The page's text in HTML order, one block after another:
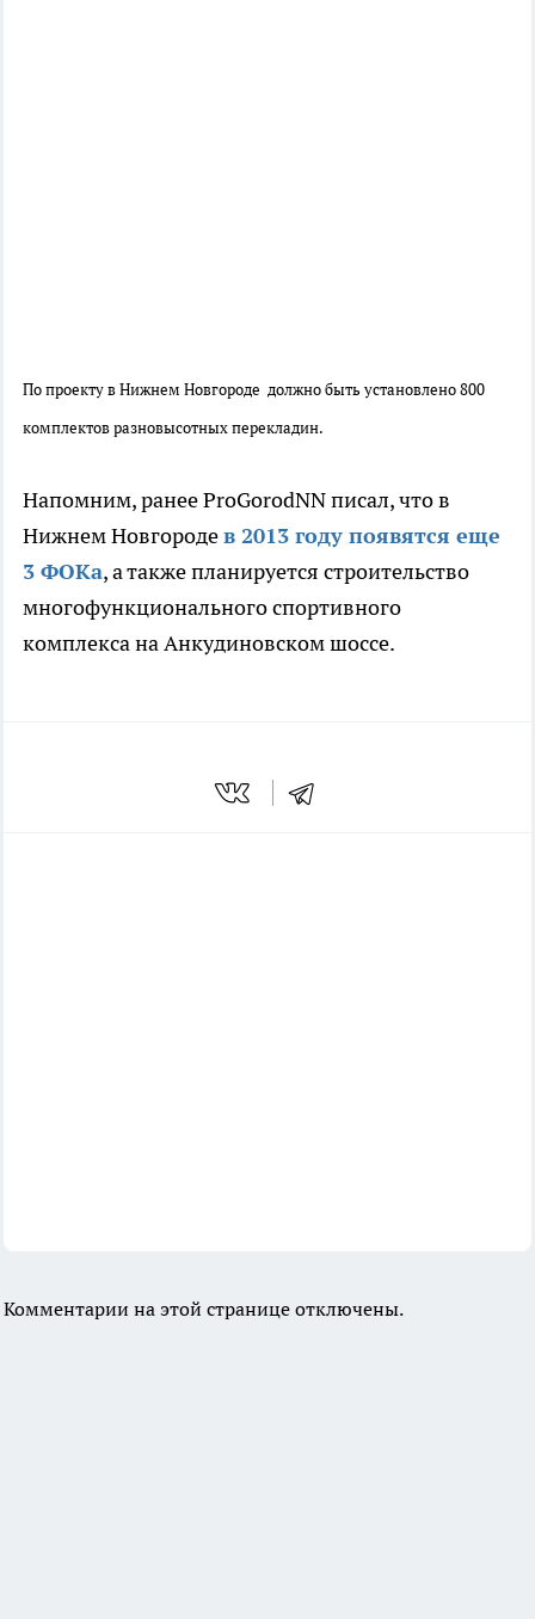
По проекту в Нижнем Новгороде должно быть установлено 800
комплектов разновысотных перекладин.
Напомним, ранее ProGorodNN писал, что в
Нижнем Новгородев 2013 году появятся еще
3 ФОКа, а также планируется строительство
многофункционального спортивного
комплекса на Анкудиновском шоссе.
Комментарии на этой странице отключены.